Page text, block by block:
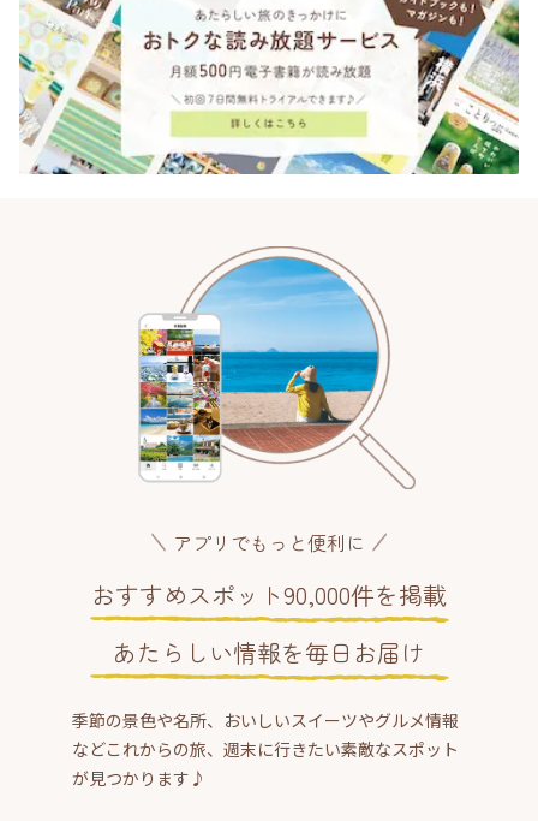
アプリでもっと便利に
おすすめスポット90,000件を掲載
あたらしい情報を毎日お届け
季節の景色や名所、おいしいスイーツやグルメ情報
などこれからの旅、週末に行きたい素敵なスポット
が見つかります♪